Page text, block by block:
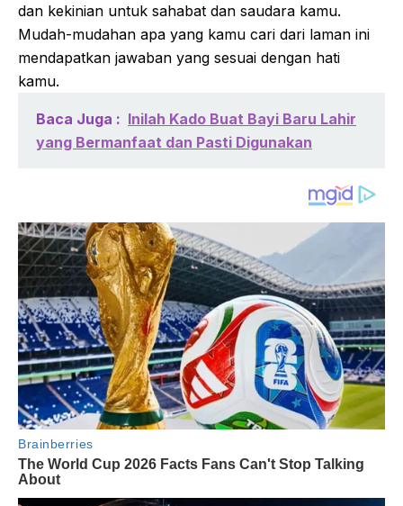
dan kekinian untuk sahabat dan saudara kamu.
Mudah-mudahan apa yang kamu cari dari laman ini
mendapatkan jawaban yang sesuai dengan hati
kamu.
Baca Juga : Inilah Kado Buat Bayi Baru Lahir
yang Bermanfaat dan Pasti Digunakan